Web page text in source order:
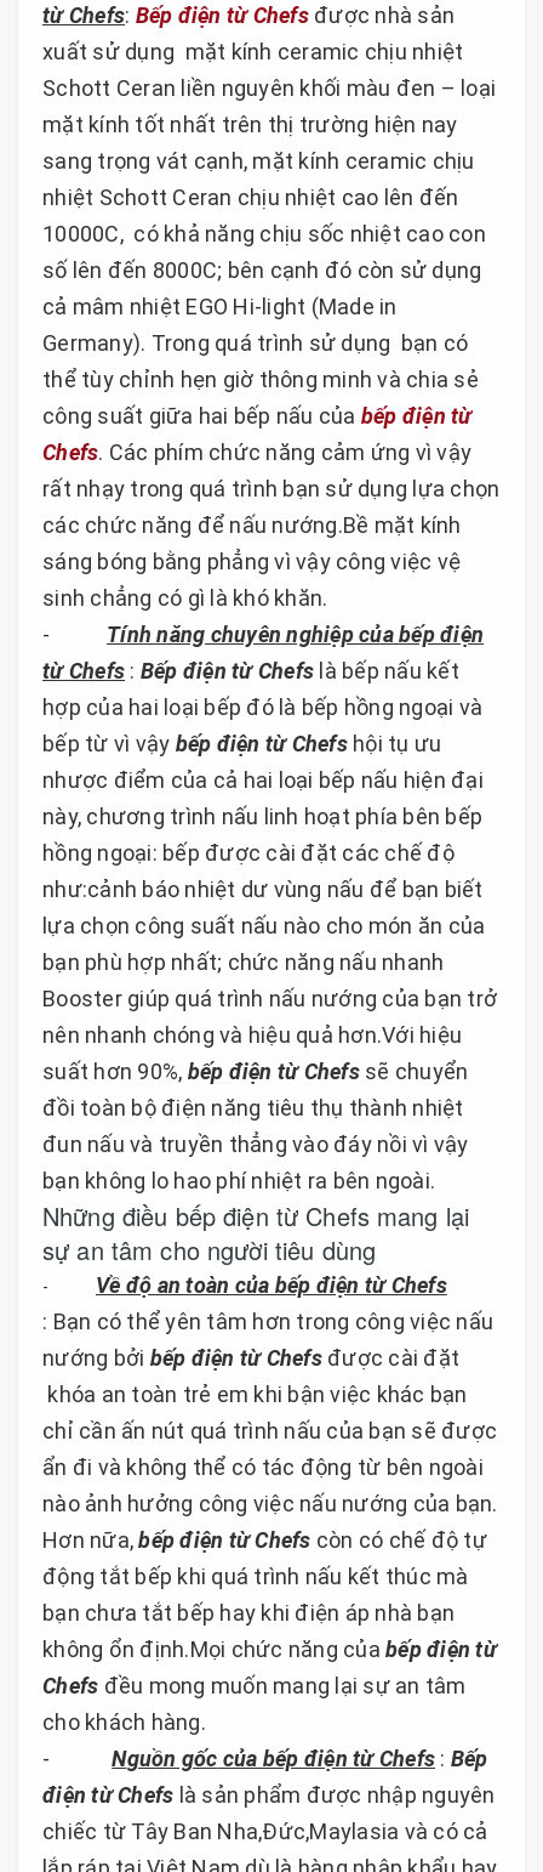
từ Chefs: Bếp điện từ Chefsđược nhà sản
xuất sử dụng mặt kính ceramic chịu nhiệt
Schott Ceran liền nguyên khối màu đen – loại
mặt kính tốt nhất trên thị trường hiện nay
sang trọng vát cạnh, mặt kính ceramic chịu
nhiệt Schott Ceran chịu nhiệt cao lên đến
10000C, có khả năng chịu sốc nhiệt cao con
số lên đến 8000C; bên cạnh đó còn sử dụng
cả mâm nhiệt EGO Hi-light (Made in
Germany). Trong quá trình sử dụng bạn có
thể tùy chỉnh hẹn giờ thông minh và chia sẻ
công suất giữa hai bếp nấu của bếp điện từ
Chefs. Các phím chức năng cảm ứng vì vậy
rất nhạy trong quá trình bạn sử dụng lựa chọn
các chức năng để nấu nướng.Bề mặt kính
sáng bóng bằng phẳng vì vậy công việc vệ
sinh chẳng có gì là khó khăn.
- Tính năng chuyên nghiệp của bếp điện
từ Chefs : Bếp điện từ Chefs là bếp nấu kết
hợp của hai loại bếp đó là bếp hồng ngoại và
bếp từ vì vậy bếp điện từ Chefshội tụ ưu
nhược điểm của cả hai loại bếp nấu hiện đại
này, chương trình nấu linh hoạt phía bên bếp
hồng ngoại: bếp được cài đặt các chế độ
như:cảnh báo nhiệt dư vùng nấu để bạn biết
lựa chọn công suất nấu nào cho món ăn của
bạn phù hợp nhất; chức năng nấu nhanh
Booster giúp quá trình nấu nướng của bạn trở
nên nhanh chóng và hiệu quả hơn.Với hiệu
suất hơn 90%, bếp điện từ Chefssẽ chuyển
đồi toàn bộ điện năng tiêu thụ thành nhiệt
đun nấu và truyền thẳng vào đáy nồi vì vậy
bạn không lo hao phí nhiệt ra bên ngoài.
Những điều bếp điện từ Chefs mang lại
sự an tâm cho người tiêu dùng
-
Về độ an toàn của bếp điện từ Chefs
: Bạn có thể yên tâm hơn trong công việc nấu
nướng bởi bếp điện từ Chefsđược cài đặt
khóa an toàn trẻ em khi bận việc khác bạn
chỉ cần ấn nút quá trình nấu của bạn sẽ được
ẩn đi và không thể có tác động từ bên ngoài
nào ảnh hưởng công việc nấu nướng của bạn.
Hơn nữa,bếp điện từ Chefs còn có chế độ tự
động tắt bếp khi quá trình nấu kết thúc mà
bạn chưa tắt bếp hay khi điện áp nhà bạn
không ổn định.Mọi chức năng của bếp điện từ
Chefs đều mong muốn mang lại sự an tâm
cho khách hàng.
-Nguồn gốc của bếp điện từ Chefs : Bếp
điện từ Chefs là sản phẩm được nhập nguyên
chiếc từ Tây Ban Nha,Đức,Maylasia và có cả